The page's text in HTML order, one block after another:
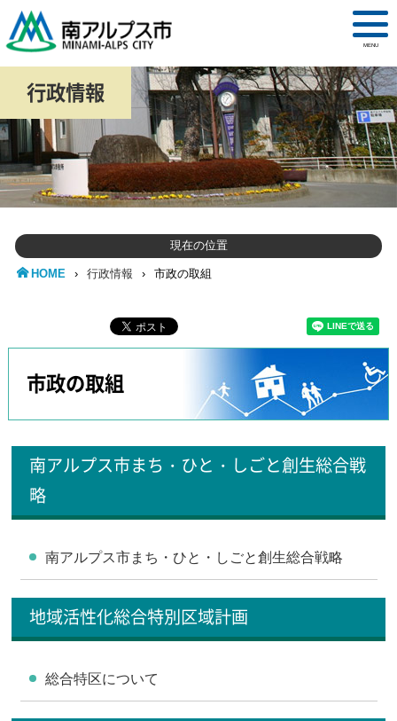
MENU
行政情報
現在の位置
HOME › 行政情報 › 市政の取組
市政の取組
南アルプス市まち・ひと・しごと創生総合戦
略
南アルプス市まち・ひと・しごと創生総合戦略
地域活性化総合特別区域計画
総合特区について